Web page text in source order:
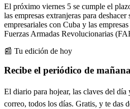
El próximo viernes 5 se cumple el
las empresas extranjeras para
empresariales con Cuba y las
Fuerzas Armadas Revolucionarias
📰 Tu edición de hoy
Recibe el periódico de
El diario para hojear, las claves del
correo, todos los días. Gratis, y te das